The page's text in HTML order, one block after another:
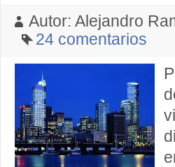
Autor: Alejandro
24 comentarios